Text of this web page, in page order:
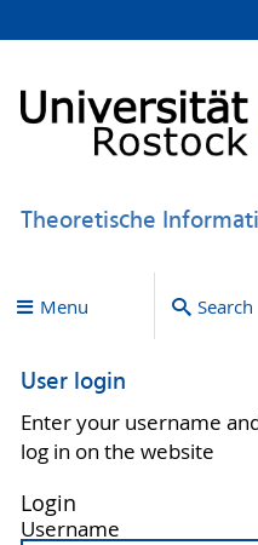
Theoretische
Menu Search
User login
Enter your username
log in on the website
Login
Username